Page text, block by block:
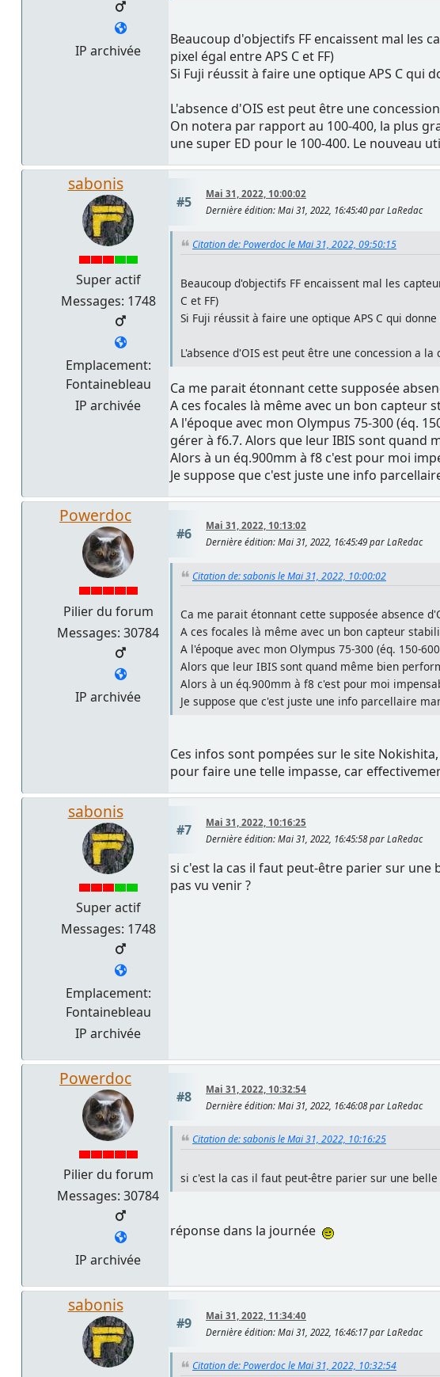
IP archivée
Beaucoup d'objectifs FF encaissent mal les
pixel égal entre APS C et FF)
Si Fuji réussit à faire une optique APS C qui
L'absence d'OIS est peut être une
On notera par rapport au 100-400, la plus
une super ED pour le 100-400. Le nouveau
sabonis
Super actif
Messages: 1748
Emplacement:
Fontainebleau
IP archivée
#5
Mai 31, 2022, 10:00:02
Dernière édition: Mai 31, 2022, 16:45:40 par LaRedac
Citation de: Powerdoc le Mai 31, 2022, 09:50:15
Beaucoup d'objectifs FF encaissent mal les
C et FF)
Si Fuji réussit à faire une optique APS C qui
L'absence d'OIS est peut être une concession a
Ca me parait étonnant cette supposée
A ces focales là même avec un bon capteur
A l'époque avec mon Olympus 75-300 (éq.
gérer à f6.7. Alors que leur IBIS sont quand
Alors à un éq.900mm à f8 c'est pour moi
Je suppose que c'est juste une info
Powerdoc
Pilier du forum
Messages: 30784
IP archivée
#6
Mai 31, 2022, 10:13:02
Dernière édition: Mai 31, 2022, 16:45:49 par LaRedac
Citation de: sabonis le Mai 31, 2022, 10:00:02
Ca me parait étonnant cette supposée absence
A ces focales là même avec un bon capteur
A l'époque avec mon Olympus 75-300 (éq. 150-
Alors que leur IBIS sont quand même bien
Alors à un éq.900mm à f8 c'est pour moi
Je suppose que c'est juste une info parcellaire
Ces infos sont pompées sur le site
pour faire une telle impasse, car
sabonis
Super actif
Messages: 1748
Emplacement:
Fontainebleau
IP archivée
#7
Mai 31, 2022, 10:16:25
Dernière édition: Mai 31, 2022, 16:45:58 par LaRedac
si c'est la cas il faut peut-être parier sur une
pas vu venir ?
Powerdoc
Pilier du forum
Messages: 30784
IP archivée
#8
Mai 31, 2022, 10:32:54
Dernière édition: Mai 31, 2022, 16:46:08 par LaRedac
Citation de: sabonis le Mai 31, 2022, 10:16:25
si c'est la cas il faut peut-être parier sur une
réponse dans la journée
sabonis
#9
Mai 31, 2022, 11:34:40
Dernière édition: Mai 31, 2022, 16:46:17 par LaRedac
Citation de: Powerdoc le Mai 31, 2022, 10:32:54